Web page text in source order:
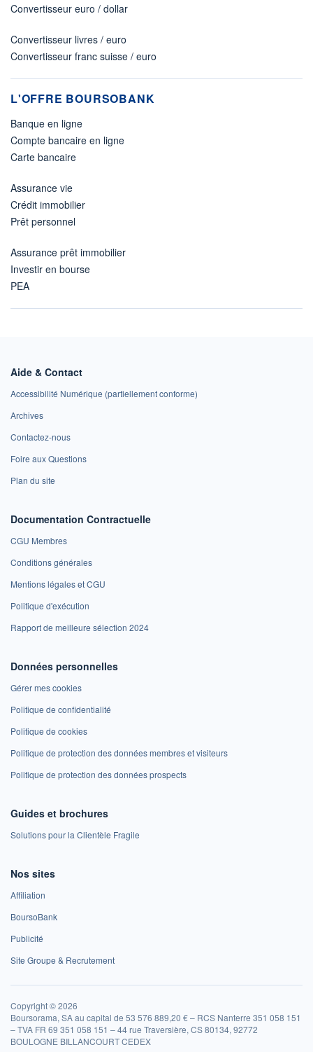
Convertisseur euro / dollar
Convertisseur livres / euro
Convertisseur franc suisse / euro
L'OFFRE BOURSOBANK
Banque en ligne
Compte bancaire en ligne
Carte bancaire
Assurance vie
Crédit immobilier
Prêt personnel
Assurance prêt immobilier
Investir en bourse
PEA
Aide & Contact
Accessibilité Numérique (partiellement conforme)
Archives
Contactez-nous
Foire aux Questions
Plan du site
Documentation Contractuelle
CGU Membres
Conditions générales
Mentions légales et CGU
Politique d'exécution
Rapport de meilleure sélection 2024
Données personnelles
Gérer mes cookies
Politique de confidentialité
Politique de cookies
Politique de protection des données membres et visiteurs
Politique de protection des données prospects
Guides et brochures
Solutions pour la Clientèle Fragile
Nos sites
Affiliation
BoursoBank
Publicité
Site Groupe & Recrutement
Copyright © 2026
Boursorama, SA au capital de 53 576 889,20 € – RCS Nanterre 351 058 151
– TVA FR 69 351 058 151 – 44 rue Traversière, CS 80134, 92772
BOULOGNE BILLANCOURT CEDEX